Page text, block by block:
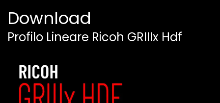
Download
Profilo Lineare Ricoh GRIIIx Hdf